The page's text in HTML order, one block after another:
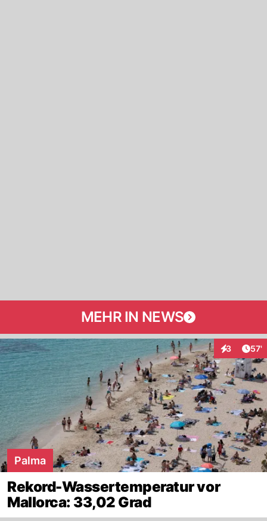
MEHR IN NEWS
3 57'
Palma
Rekord-Wassertemperatur vor
Mallorca: 33,02 Grad